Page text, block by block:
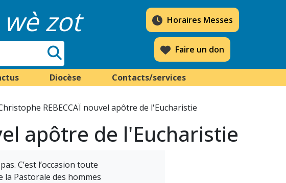
zot Horaires Messes
Faire un don
Diocèse Contacts/services
REBECCAÏ nouvel apôtre de l'Eucharistie
apôtre de l'Eucharistie
C’est l’occasion toute
Pastorale des hommes